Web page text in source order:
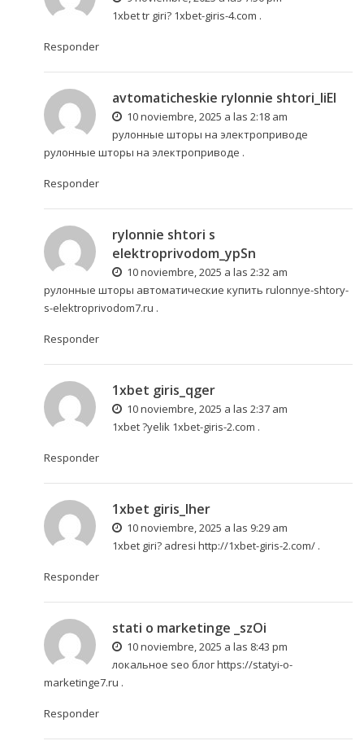
1xbet tr giri? 1xbet-giris-4.com .
Responder
avtomaticheskie rylonnie shtori_liEl
10 noviembre, 2025 a las 2:18 am
рулонные шторы на электроприводе
рулонные шторы на электроприводе .
Responder
rylonnie shtori s
elektroprivodom_ypSn
10 noviembre, 2025 a las 2:32 am
рулонные шторы автоматические купить rulonnye-shtory-
s-elektroprivodom7.ru .
Responder
1xbet giris_qger
10 noviembre, 2025 a las 2:37 am
1xbet ?yelik 1xbet-giris-2.com .
Responder
1xbet giris_lher
10 noviembre, 2025 a las 9:29 am
1xbet giri? adresi http://1xbet-giris-2.com/.
Responder
stati o marketinge _szOi
10 noviembre, 2025 a las 8:43 pm
локальное seo блогhttps://statyi-o-
marketinge7.ru .
Responder